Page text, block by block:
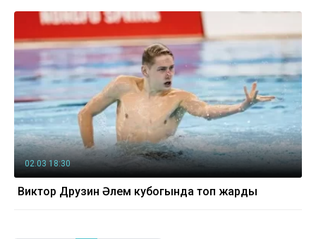
02.03 18:30
Виктор Друзин Әлем кубогында топ жарды